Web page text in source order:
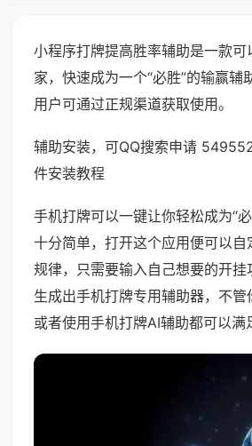
小程序打牌提高胜率辅助是一款可
家，快速成为一个“必胜”的输赢辅
用户可通过正规渠道获取使用。
辅助安装，可QQ搜索申请
件安装教程
手机打牌可以一键让你轻松成为“
十分简单，打开这个应用便可以
规律，只需要输入自己想要的开挂
生成出手机打牌专用辅助器，不管
或者使用手机打牌AI辅助都可以满